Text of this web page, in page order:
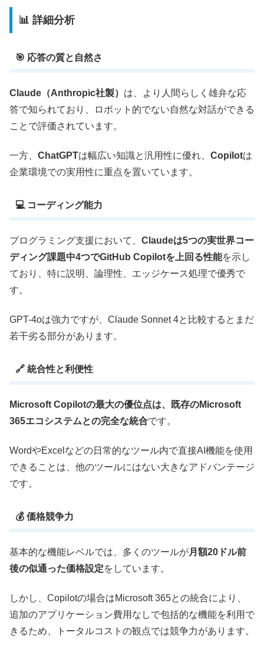
📊 詳細分析
🎯 応答の質と自然さ
Claude（Anthropic社製） は、より人間らしく雄弁な応
答で知られており、ロボット的でない自然な対話ができる
ことで評価されています。
一方、 ChatGPTは幅広い知識と汎用性に優れ、 Copilotは
企業環境での実用性に重点を置いています。
💻 コーディング能力
プログラミング支援において、 Claudeは5つの実世界コー
ディング課題中4つでGitHub Copilotを上回る性能を示し
ており、特に説明、論理性、エッジケース処理で優秀で
す。
GPT-4oは強力ですが、Claude Sonnet 4と比較するとまだ
若干劣る部分があります。
🔗 統合性と利便性
Microsoft Copilotの最大の優位点は、既存のMicrosoft
365エコシステムとの完全な統合です。
WordやExcelなどの日常的なツール内で直接AI機能を使用
できることは、他のツールにはない大きなアドバンテージ
です。
💰 価格競争力
基本的な機能レベルでは、多くのツールが月額20ドル前
後の似通った価格設定をしています。
しかし、Copilotの場合はMicrosoft 365との統合により、
追加のアプリケーション費用なしで包括的な機能を利用で
きるため、トータルコストの観点では競争力があります。